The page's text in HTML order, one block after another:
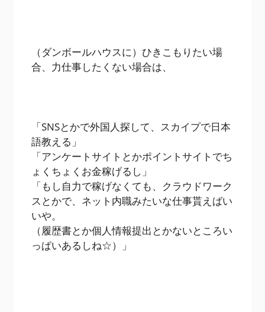
（ダンボールハウスに）ひきこもりたい場
合、力仕事したくない場合は、
「SNSとかで外国人探して、スカイプで日本
語教える」
「アンケートサイトとかポイントサイトでち
ょくちょくお金稼げるし」
「もし自力で稼げなくても、クラウドワーク
スとかで、ネット内職みたいな仕事貰えばい
いや。
（履歴書とか個人情報提出とかないところい
っぱいあるしね☆）」